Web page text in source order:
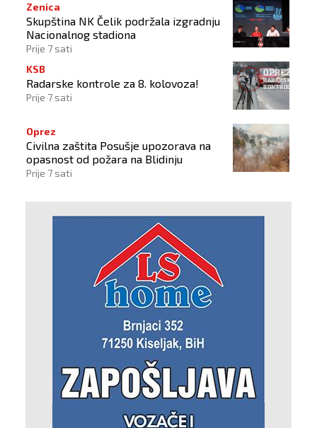
Zenica
Skupština NK Čelik podržala izgradnju
Nacionalnog stadiona
Prije 7 sati
KSB
Radarske kontrole za 8. kolovoza!
Prije 7 sati
Oprez
Civilna zaštita Posušje upozorava na
opasnost od požara na Blidinju
Prije 7 sati